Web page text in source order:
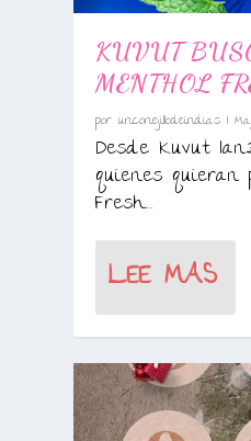
KUVUT
MENTHOL
porunconejillodeindias |
Desde Kuvut
quienes quieran
Fresh....
LEE MAS